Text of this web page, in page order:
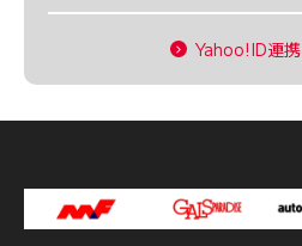
Yahoo!ID連